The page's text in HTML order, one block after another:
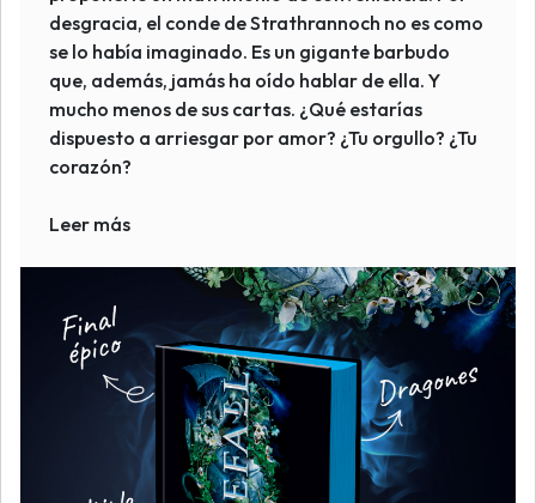
desgracia, el conde de Strathrannoch no es como
se lo había imaginado. Es un gigante barbudo
que, además, jamás ha oído hablar de ella. Y
mucho menos de sus cartas. ¿Qué estarías
dispuesto a arriesgar por amor? ¿Tu orgullo? ¿Tu
corazón?
Leer más